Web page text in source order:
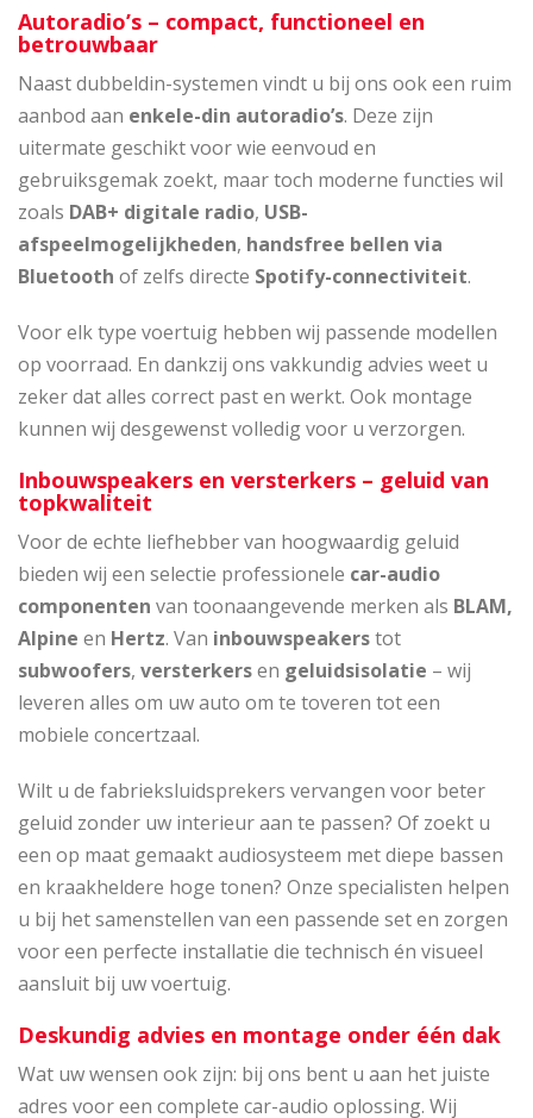
Autoradio’s – compact, functioneel en
betrouwbaar
Naast dubbeldin-systemen vindt u bij ons ook een ruim
aanbod aan enkele-din autoradio’s. Deze zijn
uitermate geschikt voor wie eenvoud en
gebruiksgemak zoekt, maar toch moderne functies wil
zoals DAB+ digitale radio, USB-
afspeelmogelijkheden, handsfree bellen via
Bluetooth of zelfs directe Spotify-connectiviteit.
Voor elk type voertuig hebben wij passende modellen
op voorraad. En dankzij ons vakkundig advies weet u
zeker dat alles correct past en werkt. Ook montage
kunnen wij desgewenst volledig voor u verzorgen.
Inbouwspeakers en versterkers – geluid van
topkwaliteit
Voor de echte liefhebber van hoogwaardig geluid
bieden wij een selectie professionele car-audio
componenten van toonaangevende merken als BLAM,
Alpine en Hertz. Van inbouwspeakerstot
subwoofers, versterkersen geluidsisolatie – wij
leveren alles om uw auto om te toveren tot een
mobiele concertzaal.
Wilt u de fabrieksluidsprekers vervangen voor beter
geluid zonder uw interieur aan te passen? Of zoekt u
een op maat gemaakt audiosysteem met diepe bassen
en kraakheldere hoge tonen? Onze specialisten helpen
u bij het samenstellen van een passende set en zorgen
voor een perfecte installatie die technisch én visueel
aansluit bij uw voertuig.
Deskundig advies en montage onder één dak
Wat uw wensen ook zijn: bij ons bent u aan het juiste
adres voor een complete car-audio oplossing. Wij